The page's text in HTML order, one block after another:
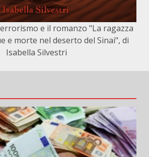
e il romanzo "La ragazza
e morte nel deserto del Sinai", di
Isabella Silvestri